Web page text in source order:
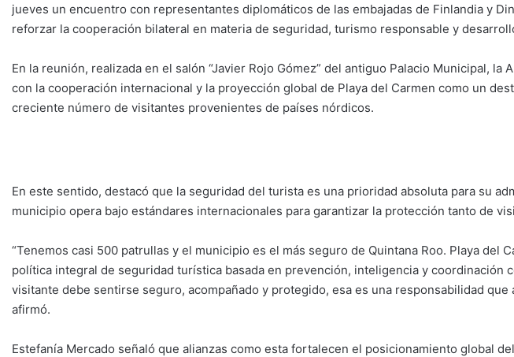
jueves un encuentro con representantes diplomáticos de las embajadas de Finlandia y
reforzar la cooperación bilateral en materia de seguridad, turismo responsable y
En la reunión, realizada en el salón “Javier Rojo Gómez” del antiguo Palacio Municipal, la
con la cooperación internacional y la proyección global de Playa del Carmen como un
creciente número de visitantes provenientes de países nórdicos.
En este sentido, destacó que la seguridad del turista es una prioridad absoluta para su
municipio opera bajo estándares internacionales para garantizar la protección tanto de
“Tenemos casi 500 patrullas y el municipio es el más seguro de Quintana Roo. Playa del
política integral de seguridad turística basada en prevención, inteligencia y coordinación
visitante debe sentirse seguro, acompañado y protegido, esa es una responsabilidad que
afirmó.
Estefanía Mercado señaló que alianzas como esta fortalecen el posicionamiento global